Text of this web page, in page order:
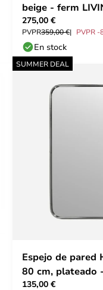
beige - ferm
275,00 €
PVPR359,00 € PVPR -
En stock
SUMMER DEAL
Espejo de pared
80 cm, plateado
135,00 €